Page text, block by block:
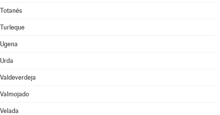
Totanés
Turleque
Ugena
Urda
Valdeverdeja
Valmojado
Velada